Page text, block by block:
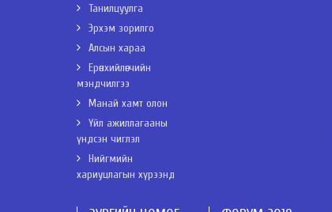
Танилцуулга
Эрхэм зорилго
Алсын хараа
Ерөнхийлөгчийн
мэндчилгээ
Манай хамт олон
Үйл ажиллагааны
үндсэн чиглэл
Нийгмийн
хариуцлагын хүрээнд